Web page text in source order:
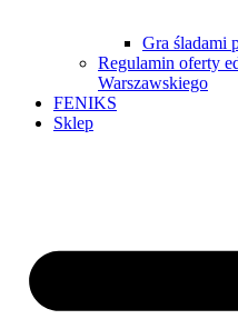
Gra śladami
Regulamin oferty
Warszawskiego
FENIKS
Sklep